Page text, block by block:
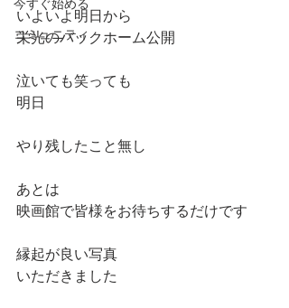
コミュニティ
いよいよ明日から
栄光のバックホーム公開
泣いても笑っても
明日
やり残したこと無し
あとは
映画館で皆様をお待ちするだけです
縁起が良い写真
いただきました